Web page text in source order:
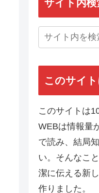
サイト内検
このサイ
このサイトは
WEBは情報量
で読み、結局
い。そんなこ
潔に伝える新
作りました。